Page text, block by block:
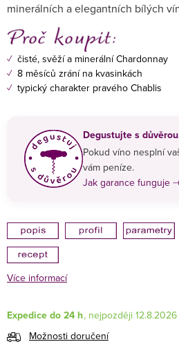
minerálních a elegantních bílých
✓čisté, svěží a minerální Chardonnay
✓8 měsíců zrání na kvasinkách
✓typický charakter pravého Chablis
Degustujte s
Pokud víno nesplní
vám peníze.
Jak garance funguje
Více informací
Expedice do 24 h
12.8.2026
Možnosti doručení